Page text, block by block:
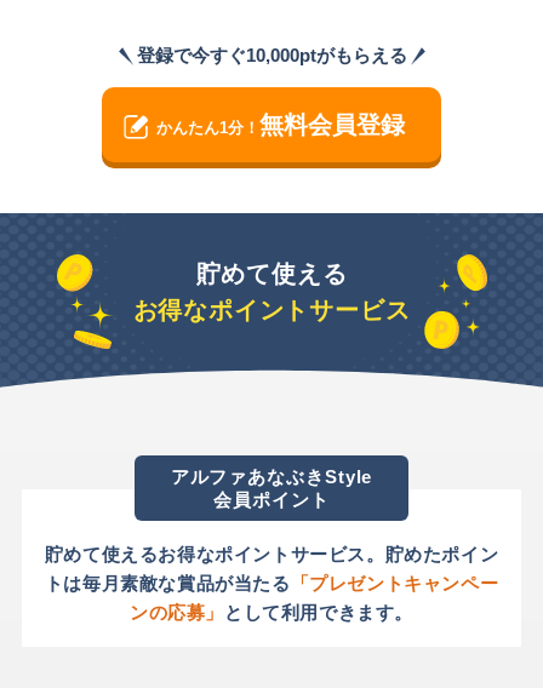
登録で今すぐ10,000ptがもらえる
かんたん1分！ 無料会員登録
貯めて使える
お得なポイントサービス
アルファあなぶきStyle
会員ポイント
貯めて使えるお得なポイントサービス。 貯めたポイン
トは毎月素敵な賞品が当たる 「プレゼントキャンペー
ンの応募」
として利用できます。